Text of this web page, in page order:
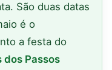
São duas datas
é o
a festa do
dos Passos